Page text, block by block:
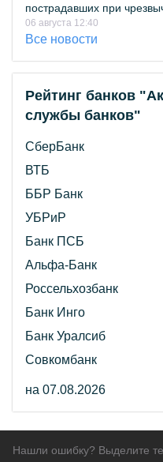
пострадавших при
06 августа 12:40
Все новости
Рейтинг банков
службы банков"
СберБанк
ВТБ
ББР Банк
УБРиР
Банк ПСБ
Альфа-Банк
Россельхозбанк
Банк Инго
Банк Уралсиб
Совкомбанк
на 07.08.2026
Нашли ошибку? Выделите